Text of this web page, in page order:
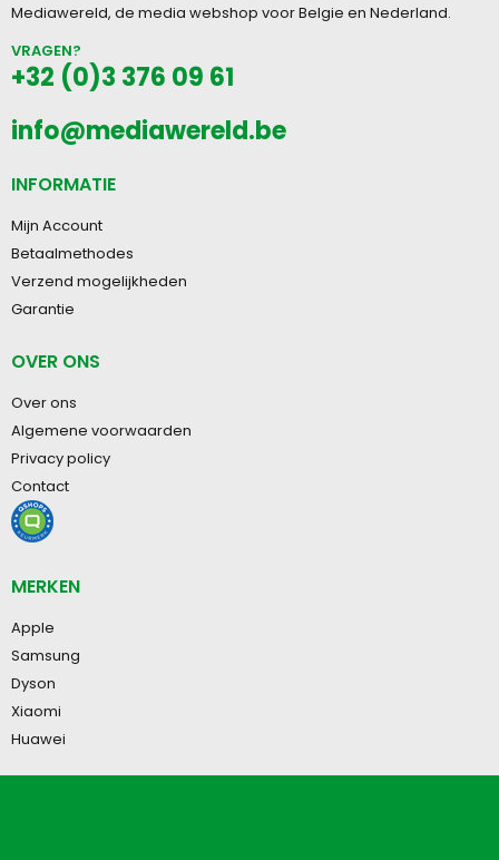
Mediawereld, de media webshop voor Belgie en Nederland.
VRAGEN?
+32 (0)3 376 09 61
info@mediawereld.be
INFORMATIE
Mijn Account
Betaalmethodes
Verzend mogelijkheden
Garantie
OVER ONS
Over ons
Algemene voorwaarden
Privacy policy
Contact
MERKEN
Apple
Samsung
Dyson
Xiaomi
Huawei